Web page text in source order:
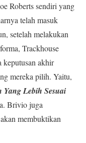
Roberts sendiri yang
telah masuk
setelah melakukan
Trackhouse
keputusan akhir
mereka pilih. Yaitu,
Yang Lebih Sesuai
Brivio juga
membuktikan